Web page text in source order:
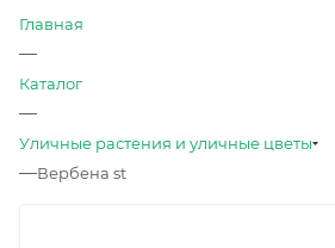
Главная
—
Каталог
—
Уличные растения и уличные цветы
—Вербена st